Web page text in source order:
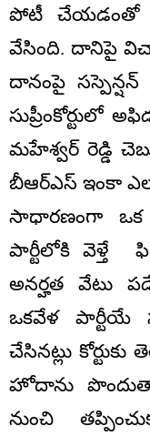
పోటీ చేయడంతో
వేసింది. దానిపై
దానంపై సస్పెన్షన్
సుప్రీంకోర్టులో
మహేశ్వర్ రెడ్డి
బీఆర్ఎస్ ఇంకా
సాధారణంగా ఒక
పార్టీలోకి వెళ్తే
అనర్హత వేటు
ఒకవేళ పార్టీయే
చేసినట్లు
హోదాను
నుంచి